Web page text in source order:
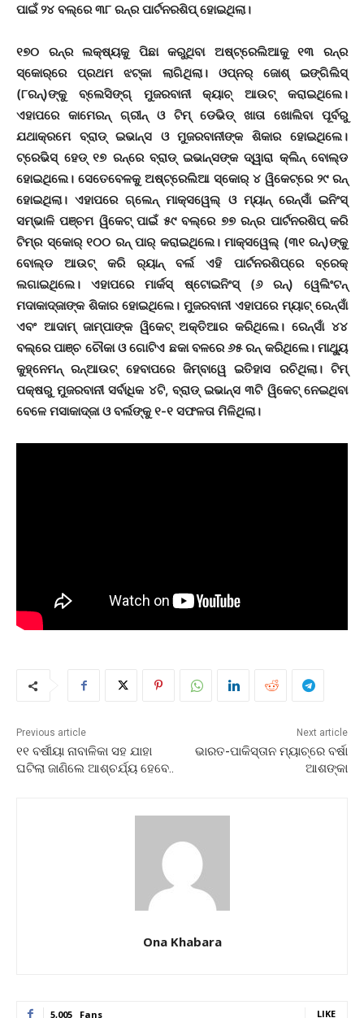
ପାଇଁ ୨୪ ବଲ୍‌ରେ ୩୮ ରନ୍‌ର ପାର୍ଟନରଶିପ୍ ହୋଇଥିଲା।
୧୭୦ ରନ୍‌ର ଲକ୍ଷ୍ୟକୁ ପିଛା କରୁଥିବା ଅଷ୍ଟ୍ରେଲିଆକୁ ୧୩ ରନ୍‌ର
ସ୍କୋର୍‌ରେ ପ୍ରଥମ ଝଟ୍‌କା ଲାଗିଥିଲା। ଓପ୍ନର୍ ଜୋଶ୍ ଇଙ୍ଗିଲିସ୍
(୮ରନ୍‌)ଙ୍କୁ ବ୍ଲେସିଙ୍ଗ୍ ମୁଜରବାନୀ କ୍ୟାଚ୍ ଆଉଟ୍ କରାଇଥିଲେ।
ଏହାପରେ କାମେରନ୍ ଗ୍ରୀନ୍ ଓ ଟିମ୍ ଡେଭିଡ୍ ଖାତା ଖୋଲିବା ପୂର୍ବରୁ
ଯଥାକ୍ରମେ ବ୍ରାଡ୍ ଇଭାନ୍ସ ଓ ମୁଜରବାନୀଙ୍କ ଶିକାର ହୋଇଥିଲେ।
ଟ୍ରେଭିସ୍ ହେଡ୍ ୧୭ ରନ୍‌ରେ ବ୍ରାଡ୍ ଇଭାନ୍ସଙ୍କ ଦ୍ୱାରା କ୍ଲିନ୍ ବୋଲ୍ଡ
ହୋଇଥିଲେ। ସେତେବେଳକୁ ଅଷ୍ଟ୍ରେଲିଆ ସ୍କୋର୍ ୪ ୱିକେଟ୍‌ରେ ୨୯ ରନ୍
ହୋଇଥିଲା। ଏହାପରେ ଗ୍ଲେନ୍ ମାକ୍ସୱେଲ୍ ଓ ମ୍ୟାନ୍ ରେନ୍‌ସାଁ ଇନିଂସ୍
ସମ୍ଭାଳି ପଞ୍ଚମ ୱିକେଟ୍ ପାଇଁ ୫୯ ବଲ୍‌ରେ ୭୭ ରନ୍‌ର ପାର୍ଟନରଶିପ୍ କରି
ଟିମ୍‌ର ସ୍କୋର୍ ୧୦୦ ରନ୍ ପାର୍ କରାଇଥିଲେ। ମାକ୍ସୱେଲ୍ (୩୧ ରନ୍‌)ଙ୍କୁ
ବୋଲ୍ଡ ଆଉଟ୍ କରି ର‌୍ୟାନ୍ ବର୍ଲ ଏହି ପାର୍ଟନରଶିପ୍‌ରେ ବ୍ରେକ୍
ଲଗାଇଥିଲେ। ଏହାପରେ ମାର୍କସ୍ ଷ୍ଟୋଇନିଂସ୍ (୬ ରନ୍‌) ୱେଲିଂଟନ୍
ମଦାକାଦ୍‌ଜାଙ୍କ ଶିକାର ହୋଇଥିଲେ। ମୁଜରବାନୀ ଏହାପରେ ମ୍ୟାଟ୍ ରେନ୍‌ସାଁ
ଏବଂ ଆଦାମ୍ ଜାମ୍ପାଙ୍କ ୱିକେଟ୍ ଅକ୍ତିଆର କରିଥିଲେ। ରେନ୍‌ସାଁ ୪୪
ବଲ୍‌ରେ ପାଞ୍ଚ ଚୌକା ଓ ଗୋଟିଏ ଛକା ବଳରେ ୬୫ ରନ୍ କରିଥିଲେ। ମାଥ୍ୟୁ
କୁହ୍ନେମନ୍ ରନ୍‌ଆଉଟ୍ ହେବାପରେ ଜିମ୍ବାୱେ ଇତିହାସ ରଚିଥିଲା। ଟିମ୍
ପକ୍ଷରୁ ମୁଜରବାନୀ ସର୍ବାଧିକ ୪ଟି, ବ୍ରାଡ୍ ଇଭାନ୍ସ ୩ଟି ୱିକେଟ୍ ନେଇଥିବା
ବେଳେ ମସାକାଦ୍‌ଜା ଓ ବର୍ଲଙ୍କୁ ୧-୧ ସଫଳତା ମିଳିଥିଲା।
Previous article
୧୧ ବର୍ଷୀୟା ନାବାଳିକା ସହ ଯାହା
ଘଟିଲା ଜାଣିଲେ ଆଶ୍ଚର୍ଯ୍ୟ ହେବେ..
Next article
ଭାରତ-ପାକିସ୍ତାନ ମ୍ୟାଚ୍‌ରେ ବର୍ଷା
ଆଶଙ୍କା
Ona Khabara
5,005 Fans LIKE